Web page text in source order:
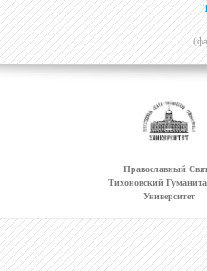
Православный
Тихоновский
Университет